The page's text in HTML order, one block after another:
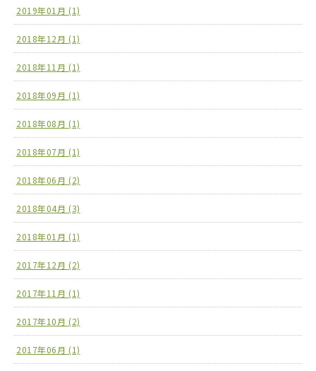
2019年01月 (1)
2018年12月 (1)
2018年11月 (1)
2018年09月 (1)
2018年08月 (1)
2018年07月 (1)
2018年06月 (2)
2018年04月 (3)
2018年01月 (1)
2017年12月 (2)
2017年11月 (1)
2017年10月 (2)
2017年06月 (1)